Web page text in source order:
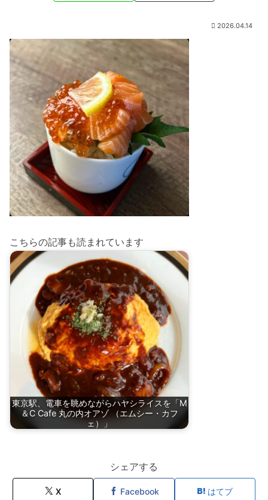
2026.04.14
こちらの記事も読まれています
東京駅、電車を眺めながらハヤシライスを「M
＆C Cafe 丸の内オアゾ （エムシー・カフ
ェ）」
シェアする
X Facebook はてブ